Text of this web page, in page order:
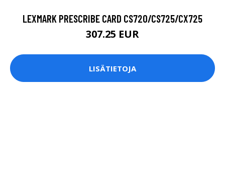
LEXMARK PRESCRIBE CARD CS720/CS725/CX725
307.25 EUR
LISÄTIETOJA